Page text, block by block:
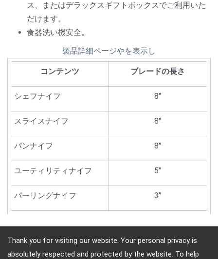
Thank you for visiting our website. Your personal privacy is
absolutely respected and protected by the website. To help
ス、またはデラックスギフトボックスでご利用いた
だけます。
食器洗い機安全。
製品詳細ページやを表示し
コンテンツ ブレードの長さ
シェフナイフ 8"
スライスナイフ 8"
パンナイフ 8"
ユーティリティナイフ 5"
パーリングナイフ 3"
住所: 10F, No.4, Sec.4, Jen-Ai Rd, Taipei, Republic of China